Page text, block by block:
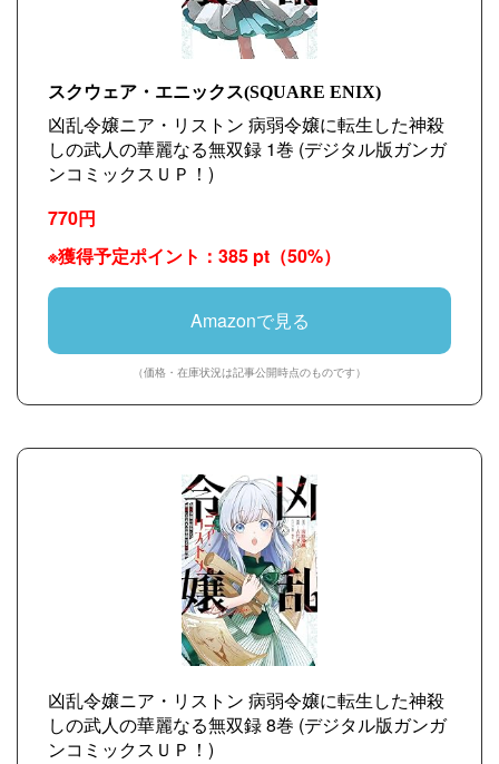
スクウェア・エニックス(SQUARE ENIX)
凶乱令嬢ニア・リストン 病弱令嬢に転生した神殺
しの武人の華麗なる無双録 1巻 (デジタル版ガンガ
ンコミックスＵＰ！)
770円
※獲得予定ポイント：385 pt（50%）
Amazonで見る
（価格・在庫状況は記事公開時点のものです）
凶乱令嬢ニア・リストン 病弱令嬢に転生した神殺
しの武人の華麗なる無双録 8巻 (デジタル版ガンガ
ンコミックスＵＰ！)